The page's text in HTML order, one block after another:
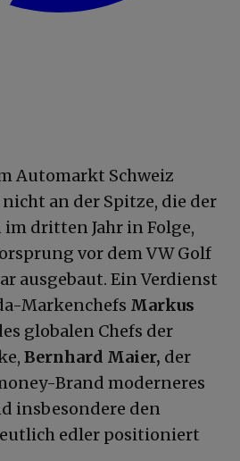
Automarkt Schweiz
an der Spitze, die der
im dritten Jahr in Folge,
vor dem VW Golf
ausgebaut. Ein Verdienst
Markenchefs Markus
globalen Chefs der
Bernhard Maier, der
Brand moderneres
insbesondere den
edler positioniert